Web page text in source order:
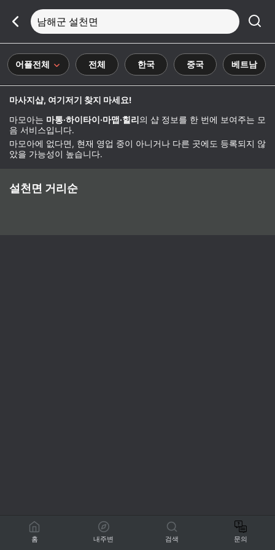
남해군 설천면
어플전체 전체 한국 중국 베트남
마사지샵, 여기저기 찾지 마세요!
마모아는 마통·하이타이·마맵·힐리 의 샵 정보를 한 번에 보여주는 모
음 서비스입니다.
마모아에 없다면, 현재 영업 중이 아니거나 다른 곳에도 등록되지 않
았을 가능성이 높습니다.
설천면 거리순
홈 내주변 검색 문의